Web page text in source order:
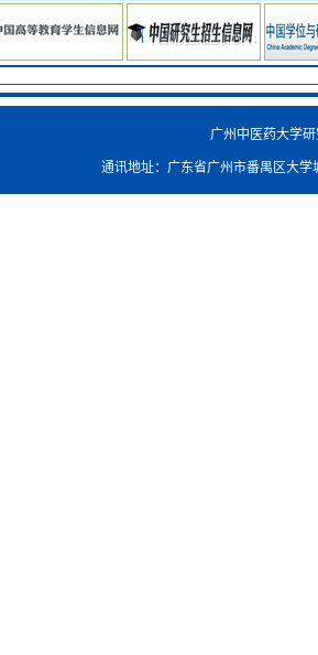
广州中医药大学
通讯地址：广东省广州市番禺区大